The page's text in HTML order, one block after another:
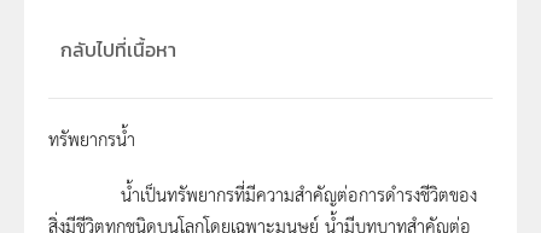
กลับไปที่เนื้อหา
ทรัพยากรน้ำ
น้ำเป็นทรัพยากรที่มีความสำคัญต่อการดำรงชีวิตของ
สิ่งมีชีวิตทุกชนิดบนโลกโดยเฉพาะมนุษย์ น้ำมีบทบาทสำคัญต่อ